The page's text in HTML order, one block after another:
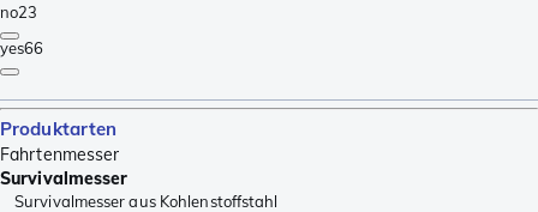
no23
yes66
Produktarten
Fahrtenmesser
Survivalmesser
Survivalmesser aus Kohlenstoffstahl